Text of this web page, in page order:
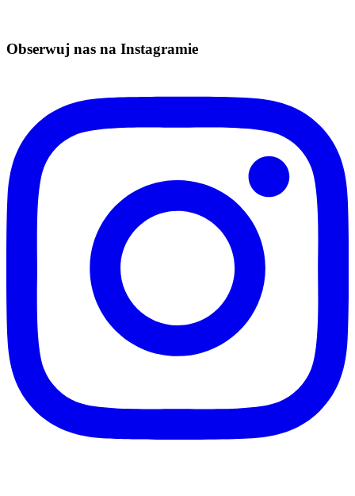
Obserwuj nas na Instagramie